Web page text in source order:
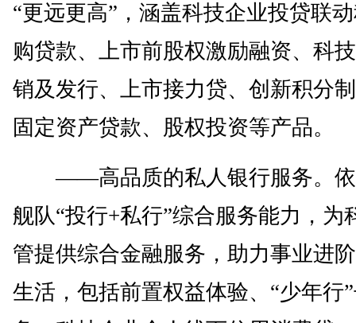
“更远更高”，涵盖科技企业投贷联
购贷款、上市前股权激励融资、科
销及发行、上市接力贷、创新积分
固定资产贷款、股权投资等产品。
——高品质的私人银行服务。依
舰队“投行+私行”综合服务能力，为
管提供综合金融服务，助力事业进
生活，包括前置权益体验、“少年行